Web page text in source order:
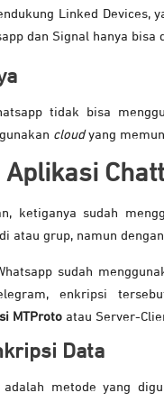
Linked
dan Signal hanya bisa
tidak bisa
cloudyang
Aplikasi
ketiganya sudah
atau grup, namun
sudah
enkripsi
MTProto atau Server-
Data
adalah metode yang